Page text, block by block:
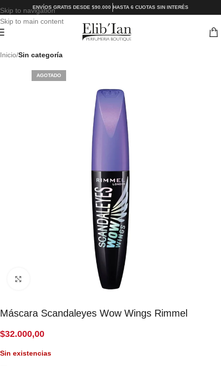
Skip to navigation
Skip to main content
ENVÍOS GRATIS DESDE $90.000 HASTA 6 CUOTAS SIN INTERÉS
Inicio Sin categoría
AGOTADO
Máscara Scandaleyes Wow Wings Rimmel
$32.000,00
Sin existencias